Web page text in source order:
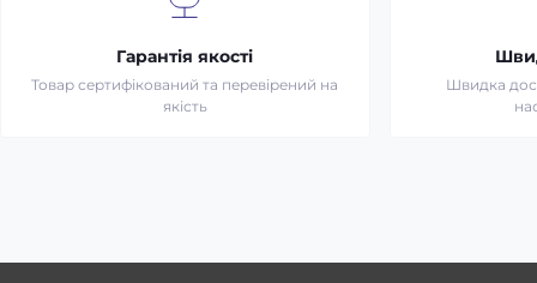
Гарантія якості
Товар сертифікований та перевірений на
якість
Швидка